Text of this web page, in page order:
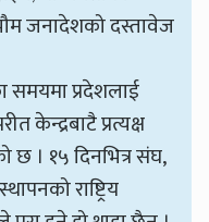
जनादेशको दस्तावेज
समयमा प्रदेशलाई
केन्द्रबाटै प्रत्यक्ष
। १५ दिनभित्र संघ,
राष्ट्रिय